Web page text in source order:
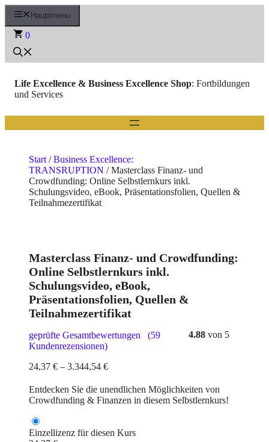
Zum
Inhalt
springen
Hauptmenu
0
Life Excellence & Business Excellence Shop: Fortbildungen
und Services
Start /Business Excellence:
TRANSRUPTION / Masterclass Finanz- und
Crowdfunding: Online Selbstlernkurs inkl.
Schulungsvideo, eBook, Präsentationsfolien, Quellen &
Teilnahmezertifikat
Masterclass Finanz- und Crowdfunding:
Online Selbstlernkurs inkl.
Schulungsvideo, eBook,
Präsentationsfolien, Quellen &
Teilnahmezertifikat
4.88von 5
geprüfte Gesamtbewertungen (59
Kundenrezensionen)
24,37 € – 3.344,54 €
Entdecken Sie die unendlichen Möglichkeiten von
Crowdfunding & Finanzen in diesem Selbstlernkurs!
Einzellizenz für diesen Kurs